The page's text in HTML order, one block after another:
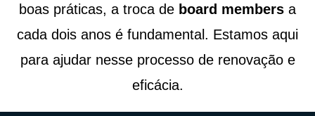
boas práticas, a troca de board members a
cada dois anos é fundamental. Estamos aqui
para ajudar nesse processo de renovação e
eficácia.